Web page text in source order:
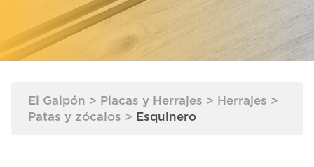
El Galpón > Placas y Herrajes > Herrajes >
Patas y zócalos > Esquinero